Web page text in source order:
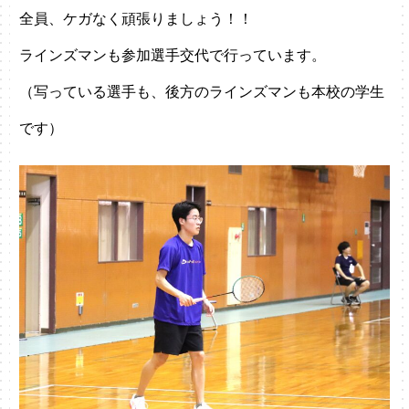
全員、ケガなく頑張りましょう！！
ラインズマンも参加選手交代で行っています。
（写っている選手も、後方のラインズマンも本校の学生
です）